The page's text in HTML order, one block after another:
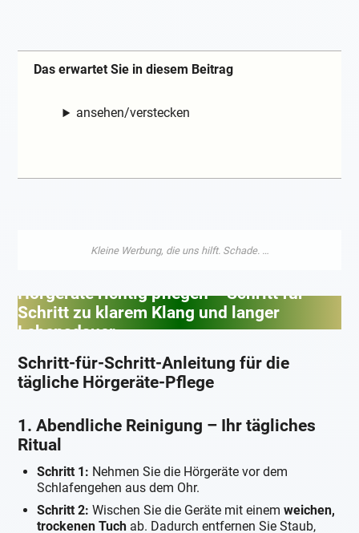
Das erwartet Sie in diesem Beitrag
ansehen/verstecken
Hörgeräte richtig pflegen – Schritt für
Schritt zu klarem Klang und langer
Lebensdauer
Schritt-für-Schritt-Anleitung für die
tägliche Hörgeräte-Pflege
1. Abendliche Reinigung – Ihr tägliches
Ritual
Schritt 1: Nehmen Sie die Hörgeräte vor dem
Schlafengehen aus dem Ohr.
Schritt 2: Wischen Sie die Geräte mit einemweichen,
trockenen Tuch ab. Dadurch entfernen Sie Staub,